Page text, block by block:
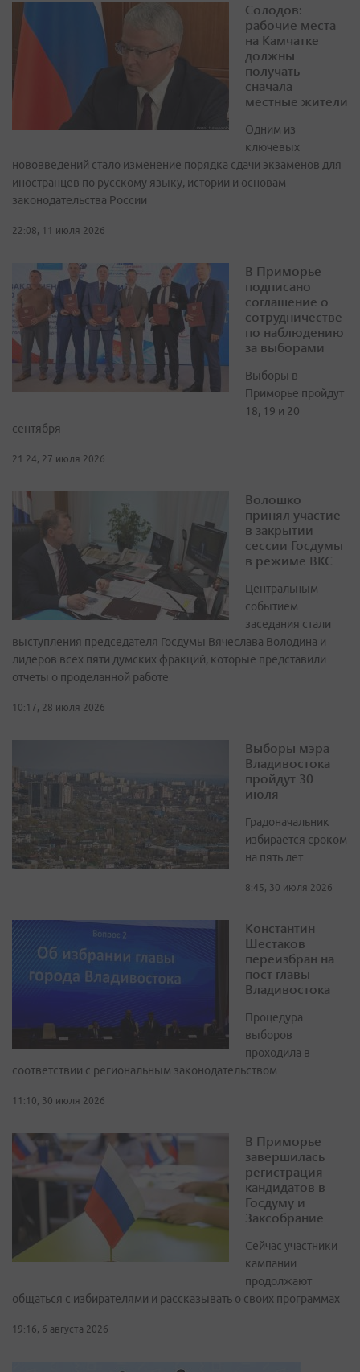
Солодов:
рабочие места
на Камчатке
должны
получать
сначала
местные жители
Одним из
ключевых
нововведений стало изменение порядка сдачи экзаменов для
иностранцев по русскому языку, истории и основам
законодательства России
22:08, 11 июля 2026
В Приморье
подписано
соглашение о
сотрудничестве
по наблюдению
за выборами
Выборы в
Приморье пройдут
18, 19 и 20
сентября
21:24, 27 июля 2026
Волошко
принял участие
в закрытии
сессии Госдумы
в режиме ВКС
Центральным
событием
заседания стали
выступления председателя Госдумы Вячеслава Володина и
лидеров всех пяти думских фракций, которые представили
отчеты о проделанной работе
10:17, 28 июля 2026
Выборы мэра
Владивостока
пройдут 30
июля
Градоначальник
избирается сроком
на пять лет
8:45, 30 июля 2026
Константин
Шестаков
переизбран на
пост главы
Владивостока
Процедура
выборов
проходила в
соответствии с региональным законодательством
11:10, 30 июля 2026
В Приморье
завершилась
регистрация
кандидатов в
Госдуму и
Заксобрание
Сейчас участники
кампании
продолжают
общаться с избирателями и рассказывать о своих программах
19:16, 6 августа 2026